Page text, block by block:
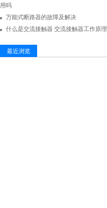
用吗
万能式断路器的故障及解决
什么是交流接触器 交流接触器工作原理
最近浏览